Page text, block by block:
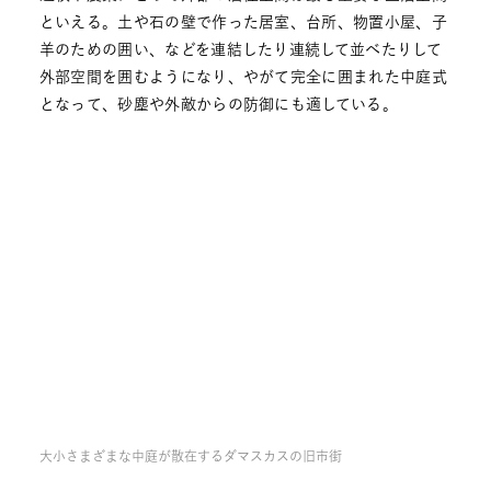
といえる。土や石の壁で作った居室、台所、物置小屋、子
羊のための囲い、などを連結したり連続して並べたりして
外部空間を囲むようになり、やがて完全に囲まれた中庭式
となって、砂塵や外敵からの防御にも適している。
大小さまざまな中庭が散在するダマスカスの旧市街